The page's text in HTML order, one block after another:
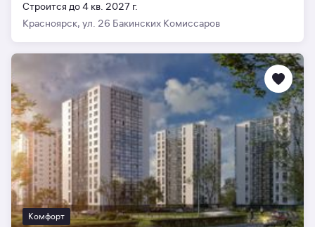
Строится до 4 кв. 2027 г.
Красноярск, ул. 26 Бакинских Комиссаров
Комфорт